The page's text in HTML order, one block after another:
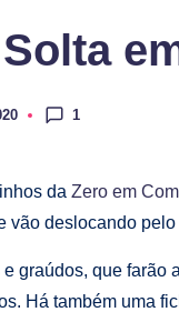
1
da Zero em
vão deslocando
graúdos, que farão
Há também uma